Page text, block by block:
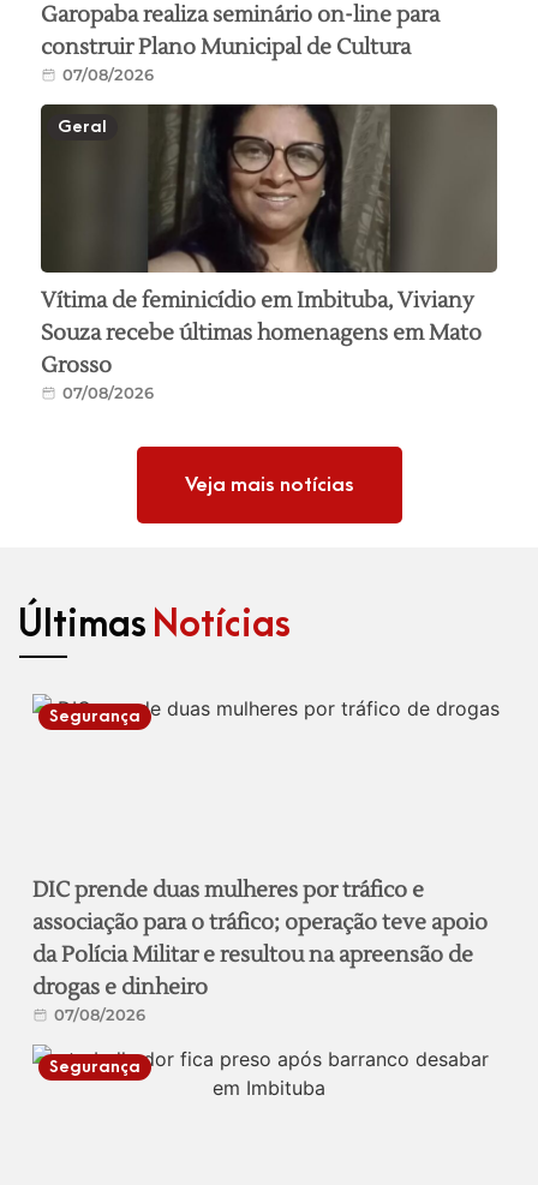
Garopaba realiza seminário on-line para
construir Plano Municipal de Cultura
07/08/2026
Geral
Vítima de feminicídio em Imbituba, Viviany
Souza recebe últimas homenagens em Mato
Grosso
07/08/2026
Veja mais notícias
Últimas Notícias
Segurança
DIC prende duas mulheres por tráfico e
associação para o tráfico; operação teve apoio
da Polícia Militar e resultou na apreensão de
drogas e dinheiro
07/08/2026
Segurança